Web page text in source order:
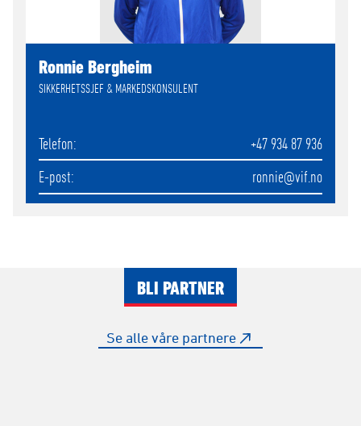
Ronnie Bergheim
SIKKERHETSSJEF & MARKEDSKONSULENT
Telefon
+47 934 87 936
E-post
ronnie@vif.no
BLI PARTNER
Se alle våre partnere